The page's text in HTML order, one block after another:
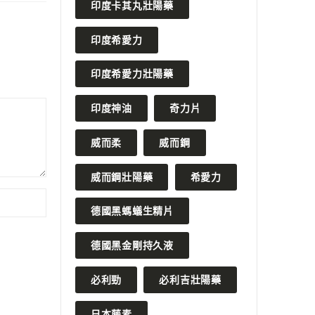
印度卡其丸壯陽藥
印度希愛力
印度希愛力壯陽藥
印度神油 奇力片
威而柔 威而鋼
威而鋼壯陽藥 希愛力
德國黑螞蟻生精片
德國黑金剛持久液
必利勁 必利吉壯陽藥